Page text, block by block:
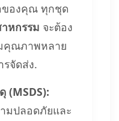
ของคุณ ทุกชุด
หกรรม จะต้อง
คุณภาพหลาย
จัดส่ง.
(MSDS):
มปลอดภัยและ